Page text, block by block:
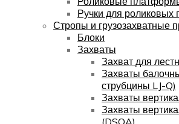
Ручки для роликовых
Стропы и грузозахватные
Блоки
Захваты
Захват для
Захваты
струбцины LJ-Q)
Захваты
Захваты
(DSQA)